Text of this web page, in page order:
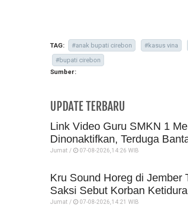
TAG:
#anak bupati cirebon #kasus vina
#bupati cirebon
Sumber:
UPDATE TERBARU
Link Video Guru SMKN 1
Dinonaktifkan, Terduga
Jumat / 07-08-2026,14:26 WIB
Kru Sound Horeg di Jember
Saksi Sebut Korban
Jumat / 07-08-2026,14:21 WIB